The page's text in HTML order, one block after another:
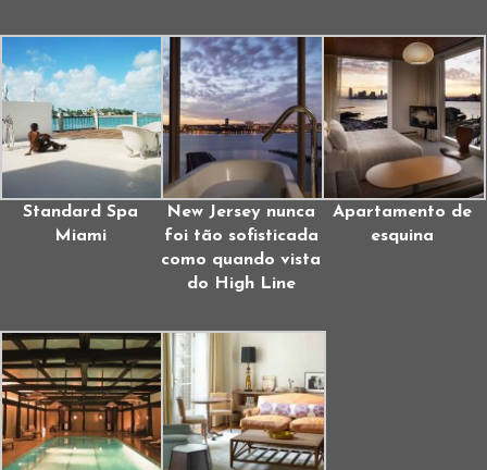
Standard Spa
Miami
New Jersey nunca
foi tão sofisticada
como quando vista
do High Line
Apartamento de
esquina